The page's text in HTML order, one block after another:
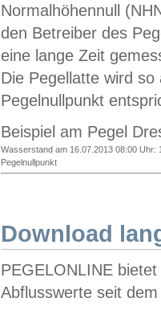
Normalhöhennull
den Betreiber des
eine lange Zeit
Die Pegellatte wird
Pegelnullpunkt
Beispiel am Pegel
Wasserstand am 16.07.2013 08:00 Uhr:
Pegelnullpunkt
Download
PEGELONLINE
Abflusswerte seit